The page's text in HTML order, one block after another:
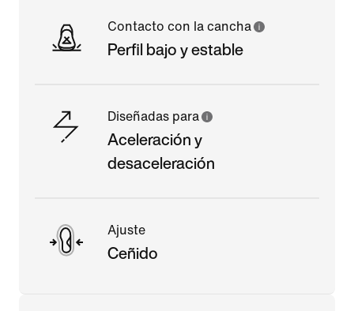
Contacto con la cancha
Perfil bajo y estable
Diseñadas para
Aceleración y
desaceleración
Ajuste
Ceñido